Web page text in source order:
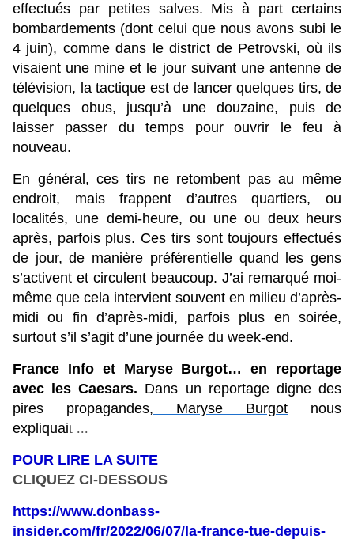
effectués par petites salves. Mis à part certains
bombardements (dont celui que nous avons subi le
4 juin), comme dans le district de Petrovski, où ils
visaient une mine et le jour suivant une antenne de
télévision, la tactique est de lancer quelques tirs, de
quelques obus, jusqu’à une douzaine, puis de
laisser passer du temps pour ouvrir le feu à
nouveau.
En général, ces tirs ne retombent pas au même
endroit, mais frappent d’autres quartiers, ou
localités, une demi-heure, ou une ou deux heurs
après, parfois plus. Ces tirs sont toujours effectués
de jour, de manière préférentielle quand les gens
s’activent et circulent beaucoup. J’ai remarqué moi-
même que cela intervient souvent en milieu d’après-
midi ou fin d’après-midi, parfois plus en soirée,
surtout s’il s’agit d’une journée du week-end.
France Info et Maryse Burgot… en reportage
avec les Caesars. Dans un reportage digne des
pires propagandes, Maryse Burgot nous
expliquait ...
POUR LIRE LA SUITE
CLIQUEZ CI-DESSOUS
https://www.donbass-
insider.com/fr/2022/06/07/la-france-tue-depuis-